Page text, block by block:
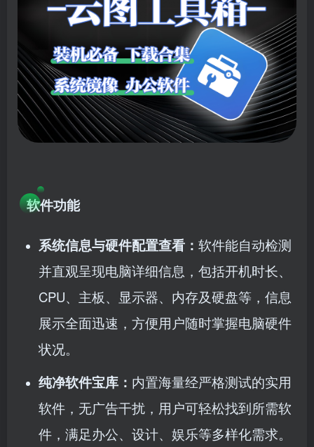
软件功能​
系统信息与硬件配置查看： 软件能自动检测
并直观呈现电脑详细信息，包括开机时长、
CPU、主板、显示器、内存及硬盘等，信息
展示全面迅速，方便用户随时掌握电脑硬件
状况。
纯净软件宝库： 内置海量经严格测试的实用
软件，无广告干扰，用户可轻松找到所需软
件，满足办公、设计、娱乐等多样化需求。​